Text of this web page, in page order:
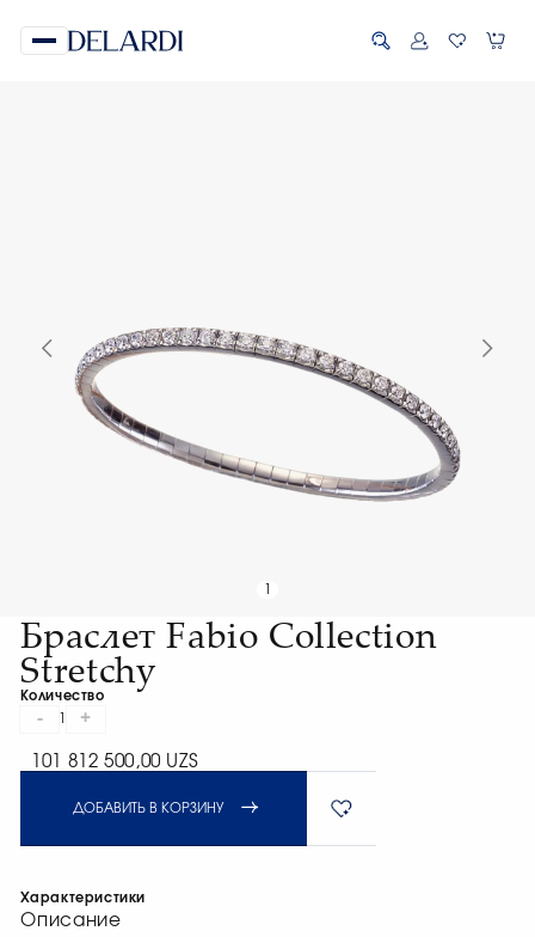
Браслет Fabio Collection
Stretchy
Количество
- +
101 812 500,00 UZS
ДОБАВИТЬ В КОРЗИНУ
Характеристики
Описание